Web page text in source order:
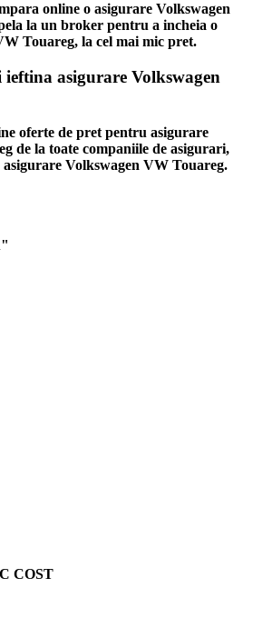
online o asigurare Volkswagen
la un broker pentru a incheia o
Touareg, la cel mai mic pret.
ieftina asigurare Volkswagen
oferte de pret pentru asigurare
de la toate companiile de asigurari,
asigurare Volkswagen VW Touareg.
COST